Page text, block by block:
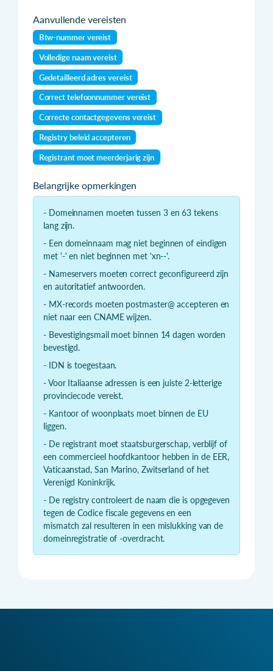
Aanvullende vereisten
Btw-nummer vereist
Volledige naam vereist
Gedetailleerd adres vereist
Correct telefoonnummer vereist
Correcte contactgegevens vereist
Registry beleid accepteren
Registrant moet meerderjarig zijn
Belangrijke opmerkingen
- Domeinnamen moeten tussen 3 en 63 tekens
lang zijn.
- Een domeinnaam mag niet beginnen of eindigen
met '-' en niet beginnen met 'xn--'.
- Nameservers moeten correct geconfigureerd zijn
en autoritatief antwoorden.
- MX-records moeten postmaster@ accepteren en
niet naar een CNAME wijzen.
- Bevestigingsmail moet binnen 14 dagen worden
bevestigd.
- IDN is toegestaan.
- Voor Italiaanse adressen is een juiste 2-letterige
provinciecode vereist.
- Kantoor of woonplaats moet binnen de EU
liggen.
- De registrant moet staatsburgerschap, verblijf of
een commercieel hoofdkantoor hebben in de EER,
Vaticaanstad, San Marino, Zwitserland of het
Verenigd Koninkrijk.
- De registry controleert de naam die is opgegeven
tegen de Codice fiscale gegevens en een
mismatch zal resulteren in een mislukking van de
domeinregistratie of -overdracht.